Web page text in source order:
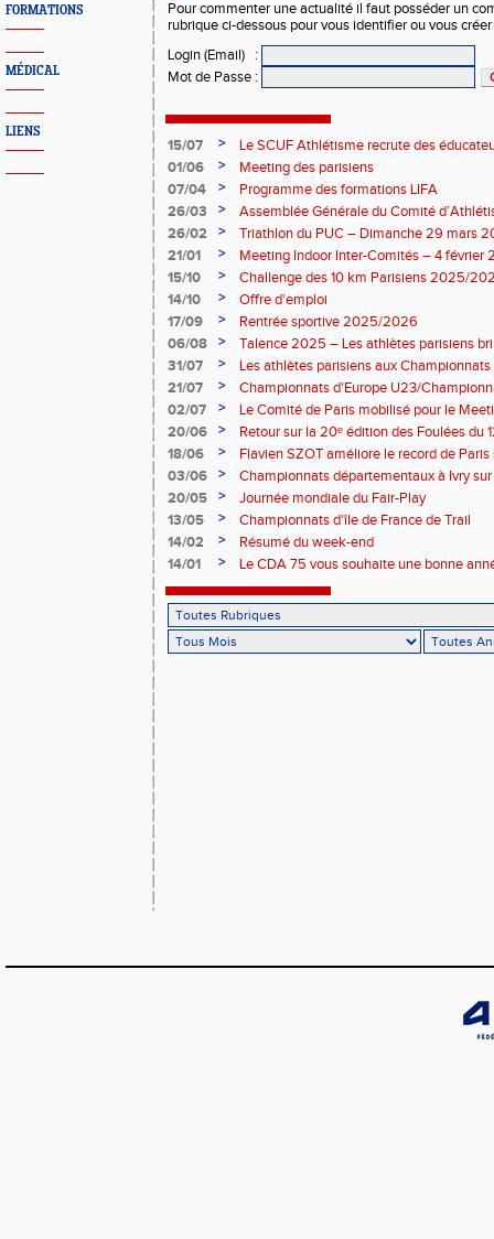
FORMATIONS
MÉDICAL
LIENS
Pour commenter une actualité il faut posséder un
rubrique ci-dessous pour vous identifier ou vous
Login (Email)
:
Mot de Passe :
15/07 >
Le SCUF Athlétisme recrute des
2026-2027 !
01/06 >
Meeting des parisiens
07/04
>
Programme des formations LIFA
26/03
>
Assemblée Générale du Comité
26/02
>
Triathlon du PUC – Dimanche 29 mars
21/01
>
Meeting Indoor Inter-Comités – 4 février
15/10
>
Challenge des 10 km Parisiens 2025/
14/10
>
Offre d'emploi
17/09
>
Rentrée sportive 2025/2026
06/08
>
Talence 2025 – Les athlètes parisiens
de France Élite
31/07 >
Les athlètes parisiens aux
21/07
>
Championnats d'Europe U23/
02/07
>
Le Comité de Paris mobilisé pour le
20/06
>
Retour sur la 20ᵉ édition des Foulées du
18/06
>
Flavien SZOT améliore le record de Paris
03/06
>
Championnats départementaux à Ivry
20/05
>
Journée mondiale du Fair-Play
13/05
>
Championnats d'île de France de Trail
14/02
>
Résumé du week-end
14/01
> Le CDA 75 vous souhaite une bonne